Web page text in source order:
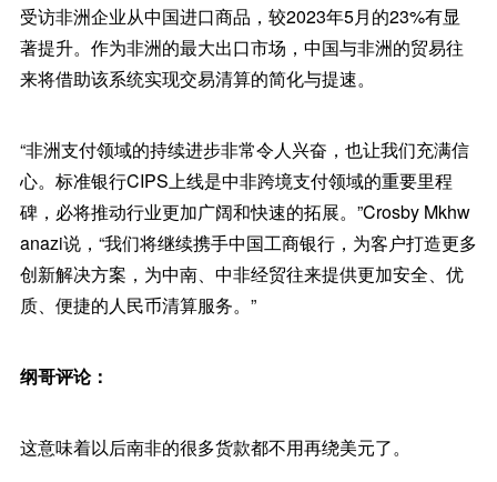
受访非洲企业从中国进口商品，较2023年5月的23%有显
著提升。作为非洲的最大出口市场，中国与非洲的贸易往
来将借助该系统实现交易清算的简化与提速。
“非洲支付领域的持续进步非常令人兴奋，也让我们充满信
心。标准银行CIPS上线是中非跨境支付领域的重要里程
碑，必将推动行业更加广阔和快速的拓展。”Crosby Mkhw
anazi说，“我们将继续携手中国工商银行，为客户打造更多
创新解决方案，为中南、中非经贸往来提供更加安全、优
质、便捷的人民币清算服务。”
纲哥评论：
这意味着以后南非的很多货款都不用再绕美元了。